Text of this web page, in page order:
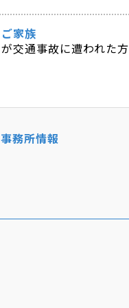
ご家族
が交通事故に遭われた方
事務所情報